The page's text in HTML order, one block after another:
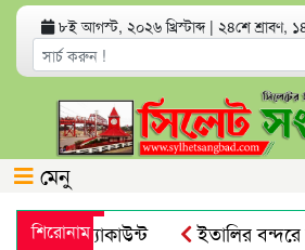
৮ই আগস্ট, ২০২৬ খ্রিস্টাব্দ | ২৪শে শ্রাবণ,
মেনু
শিরোনাম
ব্যাংক অ্যাকাউন্ট
ইতালির বন্দরে